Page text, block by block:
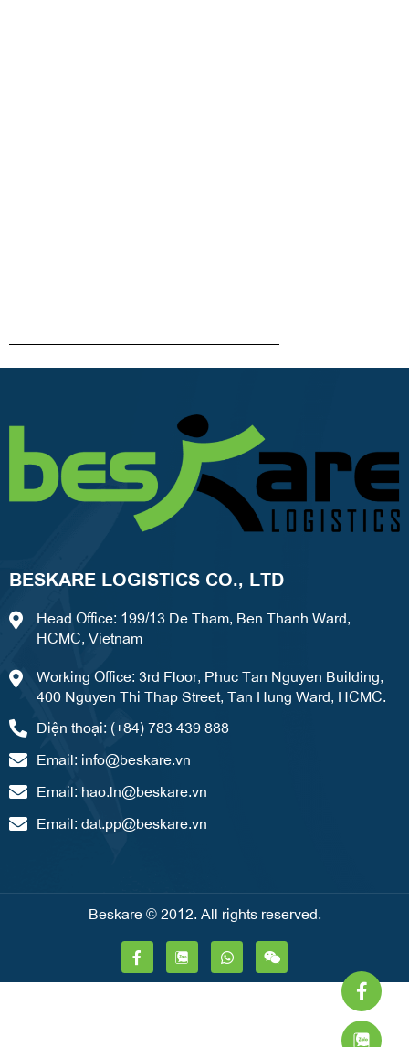
f
BESKARE LOGISTICS CO., LTD
Head Office: 199/13 De Tham, Ben Thanh Ward,
HCMC, Vietnam
Working Office: 3rd Floor, Phuc Tan Nguyen Building,
400 Nguyen Thi Thap Street, Tan Hung Ward, HCMC.
Điện thoại: (+84) 783 439 888
Email: info@beskare.vn
Email: hao.ln@beskare.vn
Email: dat.pp@beskare.vn
Beskare © 2012. All rights reserved.
F
a
c
W
h
a
W
e
i